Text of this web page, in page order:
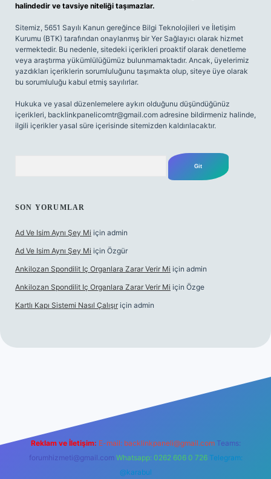
halindedir ve tavsiye niteliği taşımazlar.
Sitemiz, 5651 Sayılı Kanun gereğince Bilgi Teknolojileri ve İletişim
Kurumu (BTK) tarafından onaylanmış bir Yer Sağlayıcı olarak hizmet
vermektedir. Bu nedenle, sitedeki içerikleri proaktif olarak denetleme
veya araştırma yükümlülüğümüz bulunmamaktadır. Ancak, üyelerimiz
yazdıkları içeriklerin sorumluluğunu taşımakta olup, siteye üye olarak
bu sorumluluğu kabul etmiş sayılırlar.
Hukuka ve yasal düzenlemelere aykırı olduğunu düşündüğünüz
içerikleri, backlinkpanelicomtr@gmail.com adresine bildirmeniz halinde,
ilgili içerikler yasal süre içerisinde sitemizden kaldırılacaktır.
SON YORUMLAR
Ad Ve Isim Aynı Şey Mi için admin
Ad Ve Isim Aynı Şey Mi için Özgür
Ankilozan Spondilit Iç Organlara Zarar Verir Mi için admin
Ankilozan Spondilit Iç Organlara Zarar Verir Mi için Özge
Kartlı Kapı Sistemi Nasıl Çalışır için admin
Reklam ve İletişim: E-mail: backlinkpaneli@gmail.com Teams:
forumhizmeti@gmail.com Whatsapp: 0262 606 0 726 Telegram:
@karabul